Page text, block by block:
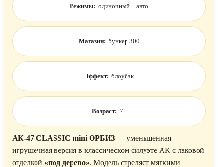
Режимы: одиночный + авто
Магазин: бункер 300
Эффект: блоубэк
Возраст: 7+
АК-47 CLASSIC mini ОРБИЗ — уменьшенная
игрушечная версия в классическом силуэте АК с лаковой
отделкой «под дерево». Модель стреляет мягкими